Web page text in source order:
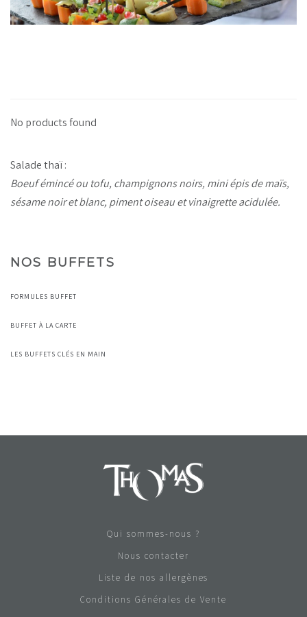
No products found
Salade thaï :
Boeuf émincé ou tofu, champignons noirs, mini épis de maïs,
sésame noir et blanc, piment oiseau et vinaigrette acidulée.
NOS BUFFETS
FORMULES BUFFET
BUFFET À LA CARTE
LES BUFFETS CLÉS EN MAIN
Qui sommes-nous ?
Nous contacter
Liste de nos allergènes
Conditions Générales de Vente